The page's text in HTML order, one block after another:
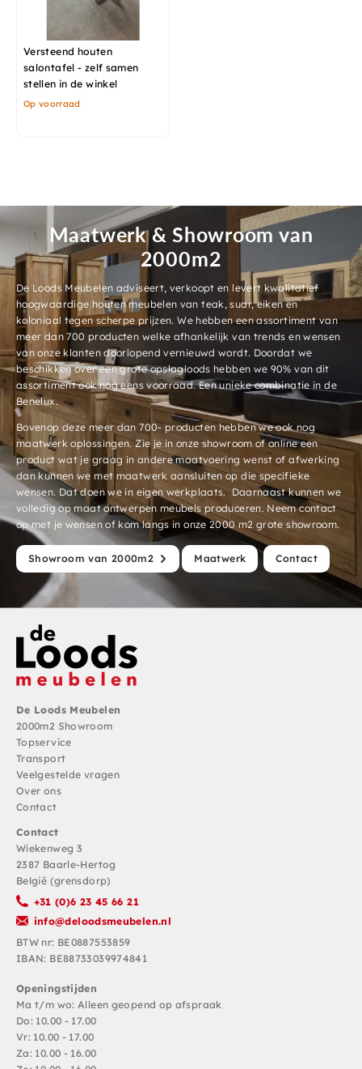
Versteend houten
salontafel - zelf samen
stellen in de winkel
Op voorraad
Maatwerk & Showroom van
2000m2
De Loods Meubelen adviseert, verkoopt en levert kwalitatief
hoogwaardige houten meubelen van teak, suar, eiken en
koloniaal tegen scherpe prijzen. We hebben een assortiment van
meer dan 700 producten welke afhankelijk van trends en wensen
van onze klanten doorlopend vernieuwd wordt. Doordat we
beschikken over een grote opslagloods hebben we 90% van dit
assortiment ook nog eens voorraad. Een unieke combinatie in de
Benelux.
Bovenop deze meer dan 700- producten hebben we ook nog
maatwerk oplossingen. Zie je in onze showroom of online een
product wat je graag in andere maatvoering wenst of afwerking
dan kunnen we met maatwerk aansluiten op die specifieke
wensen. Dat doen we in eigen werkplaats. Daarnaast kunnen we
volledig op maat ontwerpen meubels produceren. Neem contact
op met je wensen of kom langs in onze 2000 m2 grote showroom.
Showroom van 2000m2 Maatwerk Contact
De Loods Meubelen
2000m2 Showroom
Topservice
Transport
Veelgestelde vragen
Over ons
Contact
Contact
Wiekenweg 3
2387 Baarle-Hertog
België (grensdorp)
+31 (0)6 23 45 66 21
info@deloodsmeubelen.nl
BTW nr: BE0887553859
IBAN: BE88733039974841
Openingstijden
Ma t/m wo: Alleen geopend op afspraak
Do: 10.00 - 17.00
Vr: 10.00 - 17.00
Za: 10.00 - 16.00